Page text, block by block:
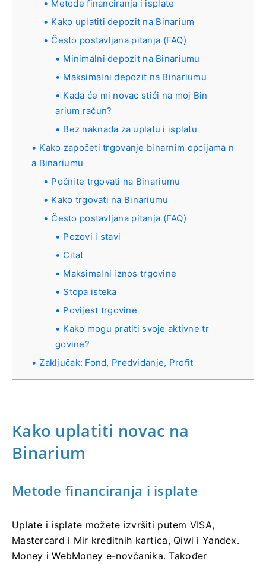
Metode financiranja i isplate
Kako uplatiti depozit na Binarium
Često postavljana pitanja (FAQ)
Minimalni depozit na Binariumu
Maksimalni depozit na Binariumu
Kada će mi novac stići na moj Bin
arium račun?
Bez naknada za uplatu i isplatu
Kako započeti trgovanje binarnim opcijama n
a Binariumu
Počnite trgovati na Binariumu
Kako trgovati na Binariumu
Često postavljana pitanja (FAQ)
Pozovi i stavi
Citat
Maksimalni iznos trgovine
Stopa isteka
Povijest trgovine
Kako mogu pratiti svoje aktivne tr
govine?
Zaključak: Fond, Predviđanje, Profit
Kako uplatiti novac na
Binarium
Metode financiranja i isplate
Uplate i isplate možete izvršiti putem VISA,
Mastercard i Mir kreditnih kartica, Qiwi i Yandex.
Money i WebMoney e-novčanika. Također